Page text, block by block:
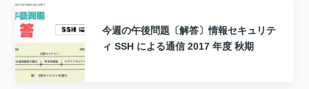
今週の午後問題〔解答〕情報セキュリテ
ィ SSH による通信 2017 年度 秋期